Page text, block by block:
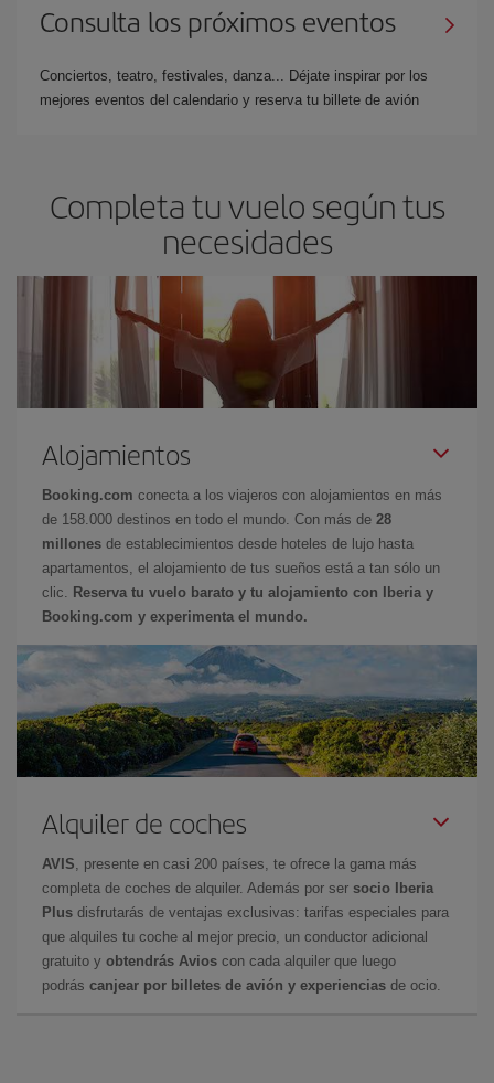
Consulta los próximos eventos
Conciertos, teatro, festivales, danza... Déjate inspirar por los
mejores eventos del calendario y reserva tu billete de avión
Completa tu vuelo según tus
necesidades
Alojamientos
Booking.com conecta a los viajeros con alojamientos en más
de 158.000 destinos en todo el mundo. Con más de 28
millones de establecimientos desde hoteles de lujo hasta
apartamentos, el alojamiento de tus sueños está a tan sólo un
clic.
Reserva tu vuelo barato y tu alojamiento con Iberia y
Booking.com y experimenta el mundo.
Alquiler de coches
AVIS , presente en casi 200 países, te ofrece la gama más
completa de coches de alquiler. Además por ser socio Iberia
Plus disfrutarás de ventajas exclusivas: tarifas especiales para
que alquiles tu coche al mejor precio, un conductor adicional
gratuito y obtendrás Avios con cada alquiler que luego
podrás canjear por billetes de avión y experiencias de ocio.